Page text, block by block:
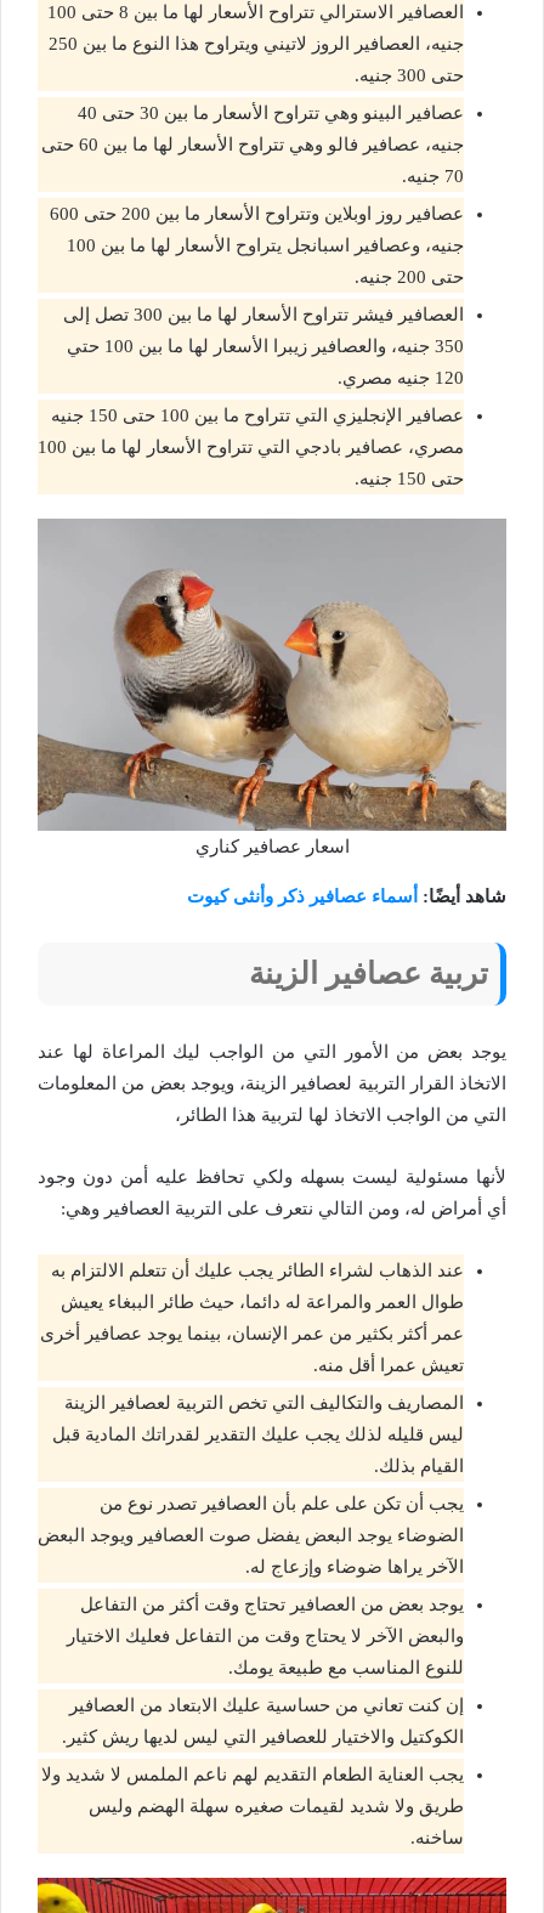
العصافير الاسترالي تتراوح الأسعار لها ما بين 8 حتى 100
جنيه، العصافير الروز لاتيني ويتراوح هذا النوع ما بين 250
حتى 300 جنيه.
عصافير البينو وهي تتراوح الأسعار ما بين 30 حتى 40
جنيه، عصافير فالو وهي تتراوح الأسعار لها ما بين 60 حتى
70 جنيه.
عصافير روز اوبلاين وتتراوح الأسعار ما بين 200 حتى 600
جنيه، وعصافير اسبانجل يتراوح الأسعار لها ما بين 100
حتى 200 جنيه.
العصافير فيشر تتراوح الأسعار لها ما بين 300 تصل إلى
350 جنيه، والعصافير زيبرا الأسعار لها ما بين 100 حتي
120 جنيه مصري.
عصافير الإنجليزي التي تتراوح ما بين 100 حتى 150 جنيه
مصري، عصافير بادجي التي تتراوح الأسعار لها ما بين 100
حتى 150 جنيه.
اسعار عصافير كناري
شاهد أيضًا: أسماء عصافير ذكر وأنثى كيوت
تربية عصافير الزينة
يوجد بعض من الأمور التي من الواجب ليك المراعاة لها عند
الاتخاذ القرار التربية لعصافير الزينة، ويوجد بعض من المعلومات
التي من الواجب الاتخاذ لها لتربية هذا الطائر،
لأنها مسئولية ليست بسهله ولكي تحافظ عليه أمن دون وجود
أي أمراض له، ومن التالي نتعرف على التربية العصافير وهي:
عند الذهاب لشراء الطائر يجب عليك أن تتعلم الالتزام به
طوال العمر والمراعة له دائما، حيث طائر الببغاء يعيش
عمر أكثر بكثير من عمر الإنسان، بينما يوجد عصافير أخرى
تعيش عمرا أقل منه.
المصاريف والتكاليف التي تخص التربية لعصافير الزينة
ليس قليله لذلك يجب عليك التقدير لقدراتك المادية قبل
القيام بذلك.
يجب أن تكن على علم بأن العصافير تصدر نوع من
الضوضاء يوجد البعض يفضل صوت العصافير ويوجد البعض
الآخر يراها ضوضاء وإزعاج له.
يوجد بعض من العصافير تحتاج وقت أكثر من التفاعل
والبعض الآخر لا يحتاج وقت من التفاعل فعليك الاختيار
للنوع المناسب مع طبيعة يومك.
إن كنت تعاني من حساسية عليك الابتعاد من العصافير
الكوكتيل والاختيار للعصافير التي ليس لديها ريش كثير.
يجب العناية الطعام التقديم لهم ناعم الملمس لا شديد ولا
طريق ولا شديد لقيمات صغيره سهلة الهضم وليس
ساخنه.